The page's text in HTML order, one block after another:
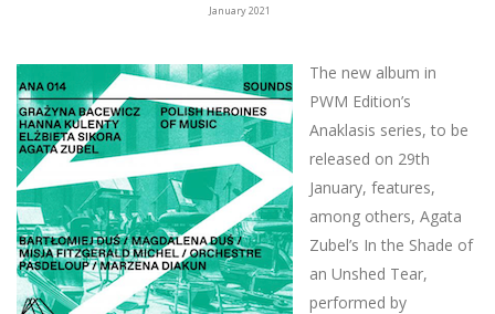
January 2021
The new album in
PWM Edition’s
Anaklasis series, to be
released on 29th
January, features,
among others, Agata
Zubel’s In the Shade of
an Unshed Tear,
performed by